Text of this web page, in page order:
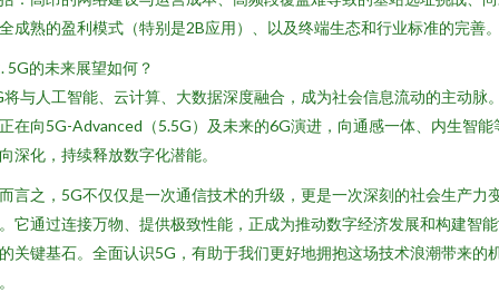
成熟的盈利模式（特别是2B应用）、以及终端生态和行业标准的完善
5G的未来展望如何？
将与人工智能、云计算、大数据深度融合，成为社会信息流动的主动脉
在向5G-Advanced（5.5G）及未来的6G演进，向通感一体、内生智能
深化，持续释放数字化潜能。
言之，5G不仅仅是一次通信技术的升级，更是一次深刻的社会生产力
它通过连接万物、提供极致性能，正成为推动数字经济发展和构建智
关键基石。全面认识5G，有助于我们更好地拥抱这场技术浪潮带来的